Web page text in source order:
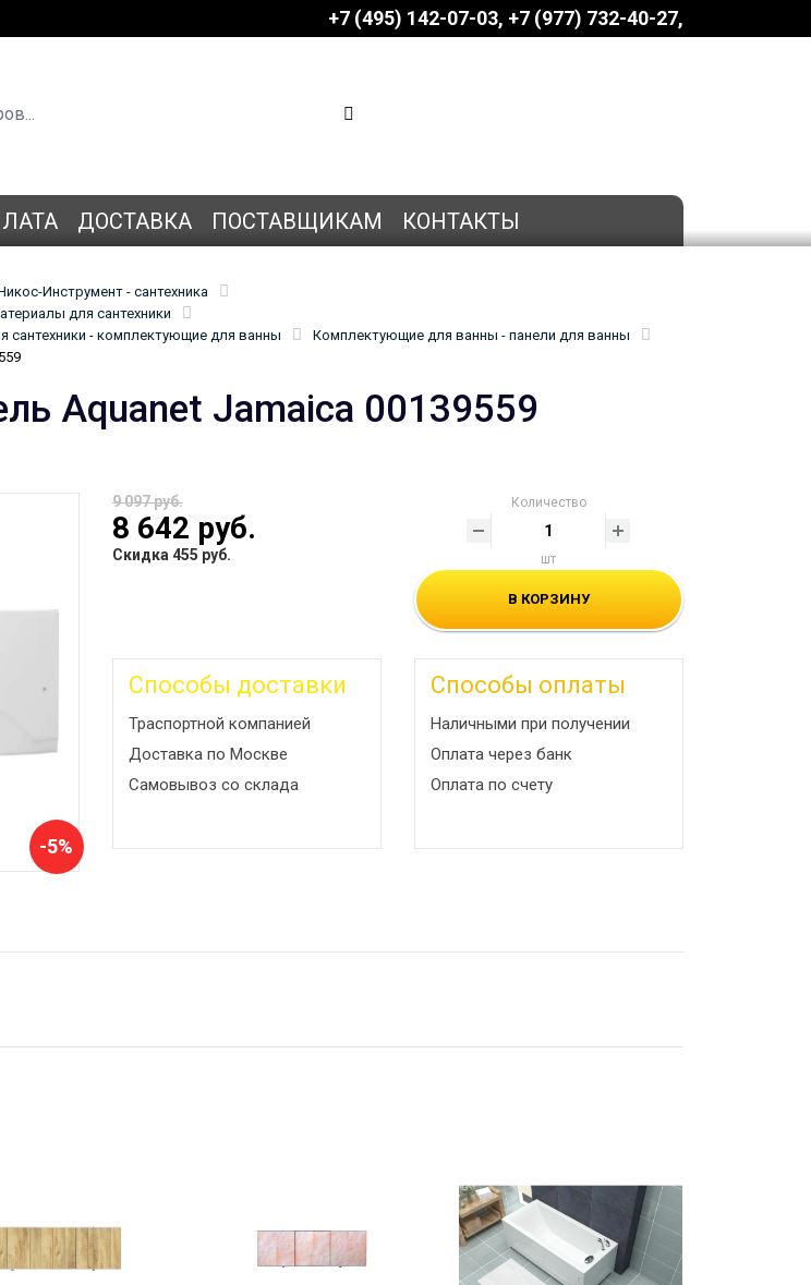
+7 (495) 142-07-03 ‎‎+7 (977) 732-40-27
ДОСТАВКА ПОСТАВЩИКАМ КОНТАКТЫ
Инструмент - сантехника
для сантехники
- комплектующие для ванны
Комплектующие для ванны - панели для ванны
Aquanet Jamaica 00139559
-5%
9 097 руб.
8 642 руб.
Скидка 455 руб.
Количество
шт
В КОРЗИНУ
Способы доставки
Траспортной компанией
Доставка по Москве
Самовывоз со склада
Способы оплаты
Наличными при получении
Оплата через банк
Оплата по счету